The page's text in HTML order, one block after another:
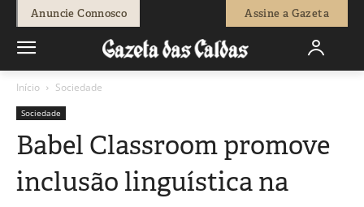
Anuncie Connosco Assine a Gazeta
Início Sociedade
Sociedade
Babel Classroom promove
inclusão linguística na